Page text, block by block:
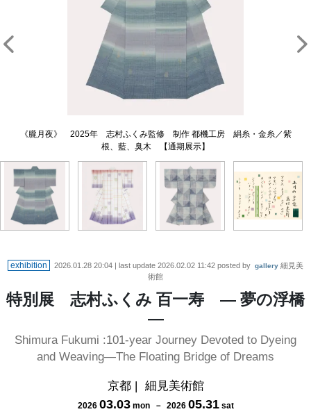
《朧月夜》 2025年 志村ふくみ監修 制作 都機工房 絹糸・金糸／紫
根、藍、臭木 【通期展示】
《夢の浮橋》 2025年 志村ふくみ監修 制作 都機工房 絹糸／紅花、
茜、紫根、藍、刈安 【通期展示】
小袖《Francesco》 2020年 志村ふくみ監修 制作 都機工房 絹糸／
臭木、藍 【前期展示】
《五月のウナ電》 詩：高村光太郎 書・裂：志村ふくみ 【後期展
示】
exhibition 2026.01.28 20:04 | last update 2026.02.02 11:42 posted by gallery 細見美
術館
特別展 志村ふくみ 百一寿 ― 夢の浮橋
―
Shimura Fukumi :101-year Journey Devoted to Dyeing
and Weaving—The Floating Bridge of Dreams
京都| 細見美術館
2026 03.03 mon－ 2026 05.31 sat